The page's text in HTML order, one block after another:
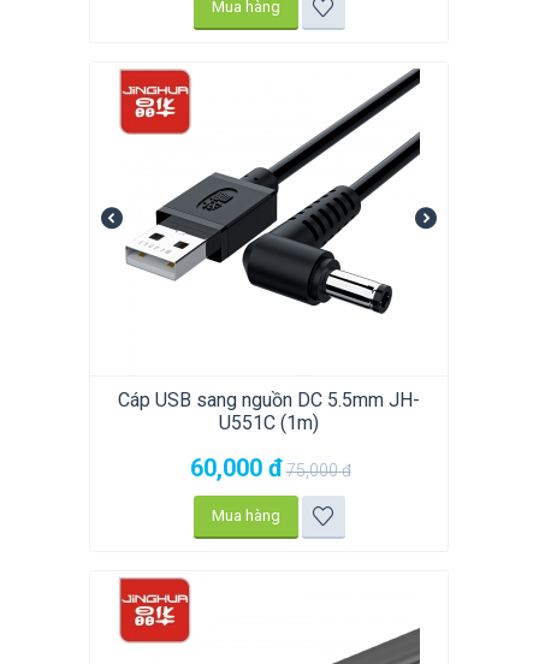
Mua hàng
Cáp USB sang nguồn DC 5.5mm JH-
U551C (1m)
60,000 đ75,000đ
Mua hàng